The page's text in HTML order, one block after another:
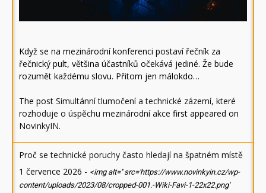
Když se na mezinárodní konferenci postaví řečník za
řečnický pult, většina účastníků očekává jediné. Že bude
rozumět každému slovu. Přitom jen málokdo…
The post Simultánní tlumočení a technické zázemí, které
rozhoduje o úspěchu mezinárodní akce first appeared on
NovinkyIN.
Proč se technické poruchy často hledají na špatném místě
1 července 2026 - <img alt='' src='https://www.novinkyin.cz/wp-
content/uploads/2023/08/cropped-001.-Wiki-Favi-1-22x22.png'